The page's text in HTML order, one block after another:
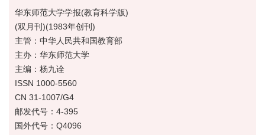
华东师范大学学报(教育科学版)
(双月刊)(1983年创刊)
主管：中华人民共和国教育部
主办：华东师范大学
主编：杨九诠
ISSN 1000-5560
CN 31-1007/G4
邮发代号：4-395
国外代号：Q4096